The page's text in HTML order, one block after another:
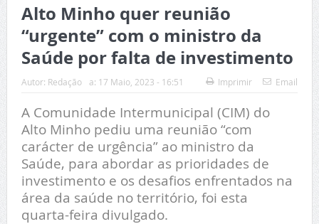
Alto Minho quer reunião
“urgente” com o ministro da
Saúde por falta de investimento
Autor: Redação a: 17 Maio, 2023 - 16:51 Imprimir Email
A Comunidade Intermunicipal (CIM) do
Alto Minho pediu uma reunião “com
carácter de urgência” ao ministro da
Saúde, para abordar as prioridades de
investimento e os desafios enfrentados na
área da saúde no território, foi esta
quarta-feira divulgado.